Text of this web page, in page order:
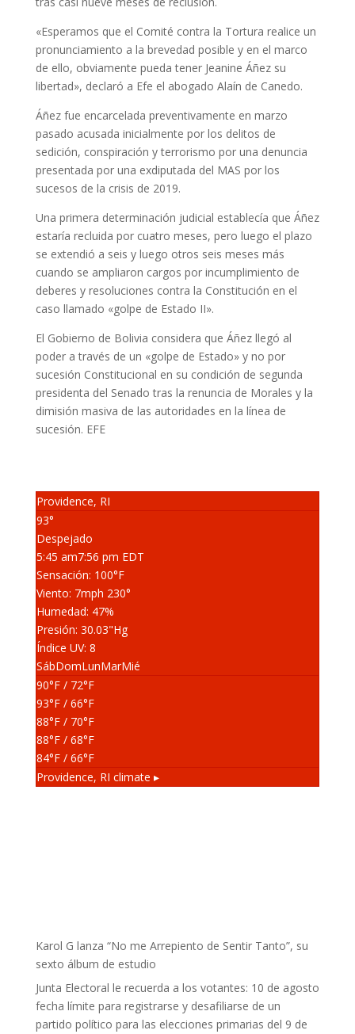
«Esperamos que el Comité contra la Tortura realice un
pronunciamiento a la brevedad posible y en el marco
de ello, obviamente pueda tener Jeanine Áñez su
libertad», declaró a Efe el abogado Alaín de Canedo.
Áñez fue encarcelada preventivamente en marzo
pasado acusada inicialmente por los delitos de
sedición, conspiración y terrorismo por una denuncia
presentada por una exdiputada del MAS por los
sucesos de la crisis de 2019.
Una primera determinación judicial establecía que Áñez
estaría recluida por cuatro meses, pero luego el plazo
se extendió a seis y luego otros seis meses más
cuando se ampliaron cargos por incumplimiento de
deberes y resoluciones contra la Constitución en el
caso llamado «golpe de Estado II».
El Gobierno de Bolivia considera que Áñez llegó al
poder a través de un «golpe de Estado» y no por
sucesión Constitucional en su condición de segunda
presidenta del Senado tras la renuncia de Morales y la
dimisión masiva de las autoridades en la línea de
sucesión. EFE
Providence, RI
93°
Despejado
5:45 am7:56 pm EDT
Sensación: 100°F
Viento: 7mph 230°
Humedad: 47%
Presión: 30.03"Hg
Índice UV: 8
SábDomLunMarMié
90°F/ 72°F
93°F/ 66°F
88°F/ 70°F
88°F/ 68°F
84°F/ 66°F
Providence, RI climate ▸
Karol G lanza “No me Arrepiento de Sentir Tanto”, su
sexto álbum de estudio
Junta Electoral le recuerda a los votantes: 10 de agosto
fecha límite para registrarse y desafiliarse de un
partido político para las elecciones primarias del 9 de